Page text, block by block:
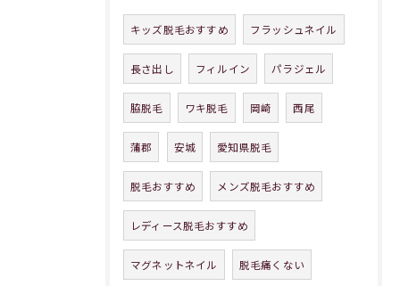
キッズ脱毛おすすめ フラッシュネイル
長さ出し フィルイン パラジェル
脇脱毛 ワキ脱毛 岡崎 西尾
蒲郡 安城 愛知県脱毛
脱毛おすすめ メンズ脱毛おすすめ
レディース脱毛おすすめ
マグネットネイル 脱毛痛くない